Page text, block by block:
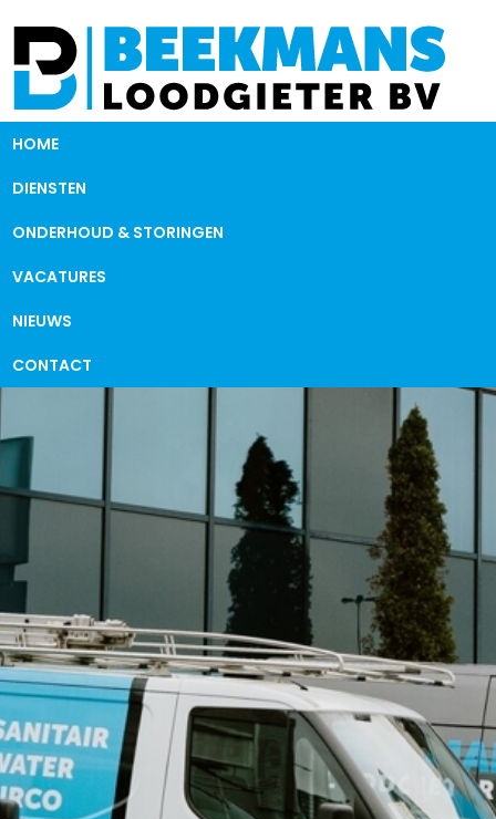
HOME
DIENSTEN
ONDERHOUD & STORINGEN
VACATURES
NIEUWS
CONTACT